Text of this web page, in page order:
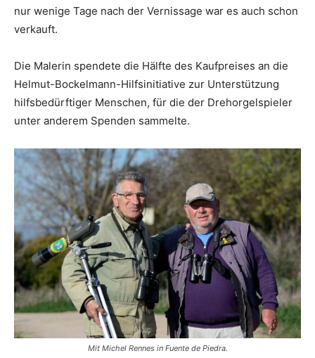
nur wenige Tage nach der Vernissage war es auch schon
verkauft.
Die Malerin spendete die Hälfte des Kaufpreises an die
Helmut-Bockelmann-Hilfsinitiative zur Unterstützung
hilfsbedürftiger Menschen, für die der Drehorgelspieler
unter anderem Spenden sammelte.
Mit Michel Rennes in Fuente de Piedra.